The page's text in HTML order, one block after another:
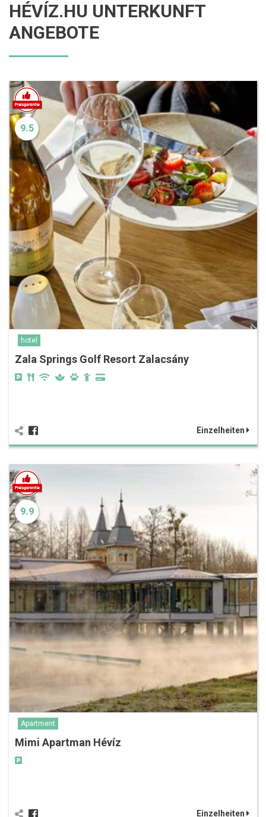
HÉVÍZ.HU UNTERKUNFT
ANGEBOTE
9.5
hotel
Zala Springs Golf Resort Zalacsány
Einzelheiten
9.9
Apartment
Mimi Apartman Hévíz
Einzelheiten